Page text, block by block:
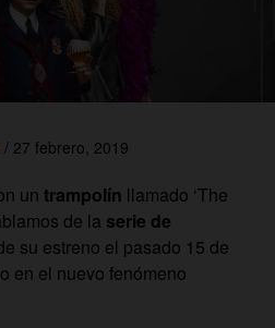
/ 27 febrero, 2019
un trampolín llamado ‘The
de la serie de
su estreno el pasado 15 de
en el nuevo fenómeno